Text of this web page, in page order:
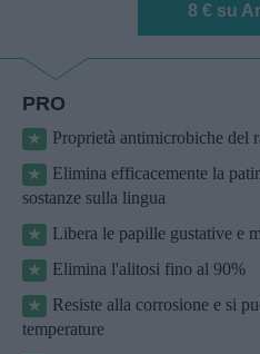
8 € su
PRO
Proprietà antimicrobiche del
Elimina efficacemente la
sostanze sulla lingua
Libera le papille gustative e
Elimina l'alitosi fino al 90%
Resiste alla corrosione e si
temperature